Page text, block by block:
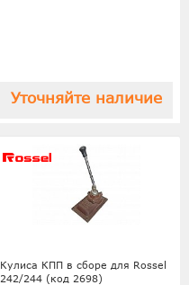
Уточняйте наличие
Кулиса КПП в сборе для Rossel
242/244 (код 2698)